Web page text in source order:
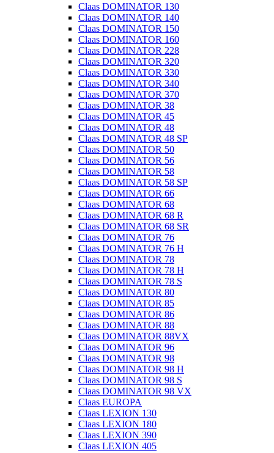
Claas DOMINATOR 130
Claas DOMINATOR 140
Claas DOMINATOR 150
Claas DOMINATOR 160
Claas DOMINATOR 228
Claas DOMINATOR 320
Claas DOMINATOR 330
Claas DOMINATOR 340
Claas DOMINATOR 370
Claas DOMINATOR 38
Claas DOMINATOR 45
Claas DOMINATOR 48
Claas DOMINATOR 48 SP
Claas DOMINATOR 50
Claas DOMINATOR 56
Claas DOMINATOR 58
Claas DOMINATOR 58 SP
Claas DOMINATOR 66
Claas DOMINATOR 68
Claas DOMINATOR 68 R
Claas DOMINATOR 68 SR
Claas DOMINATOR 76
Claas DOMINATOR 76 H
Claas DOMINATOR 78
Claas DOMINATOR 78 H
Claas DOMINATOR 78 S
Claas DOMINATOR 80
Claas DOMINATOR 85
Claas DOMINATOR 86
Claas DOMINATOR 88
Claas DOMINATOR 88VX
Claas DOMINATOR 96
Claas DOMINATOR 98
Claas DOMINATOR 98 H
Claas DOMINATOR 98 S
Claas DOMINATOR 98 VX
Claas EUROPA
Claas LEXION 130
Claas LEXION 180
Claas LEXION 390
Claas LEXION 405